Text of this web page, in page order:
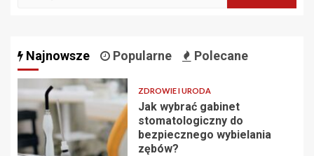
Najnowsze Popularne Polecane
ZDROWIE I URODA
Jak wybrać gabinet
stomatologiczny do
bezpiecznego wybielania
zębów?